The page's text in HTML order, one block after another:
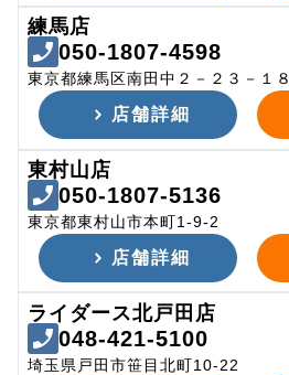
練馬店
050-1807-4598
東京都練馬区南田中２－２３－１８
店舗詳細
東村山店
050-1807-5136
東京都東村山市本町1-9-2
店舗詳細
ライダース北戸田店
048-421-5100
埼玉県戸田市笹目北町10-22